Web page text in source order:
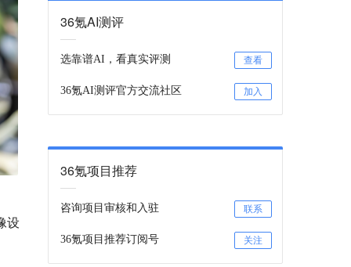
设
36氪AI测评
选靠谱AI，看真实评测 查看
36氪AI测评官方交流社区 加入
36氪项目推荐
咨询项目审核和入驻 联系
36氪项目推荐订阅号 关注